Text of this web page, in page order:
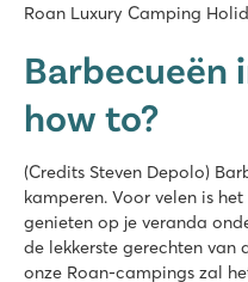
Roan Luxury Camping
Barbecueën
how to?
(Credits Steven Depolo)
kamperen. Voor velen is
genieten op je veranda
de lekkerste gerechten van
onze Roan-campings zal